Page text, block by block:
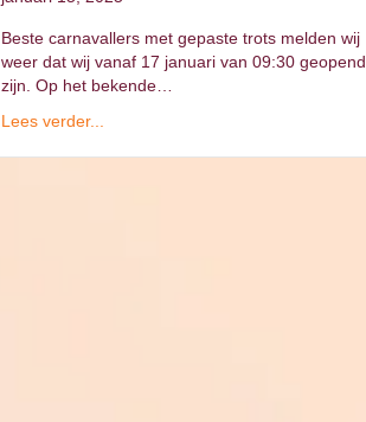
Beste carnavallers met gepaste trots melden wij
weer dat wij vanaf 17 januari van 09:30 geopend
zijn. Op het bekende…
Lees verder...